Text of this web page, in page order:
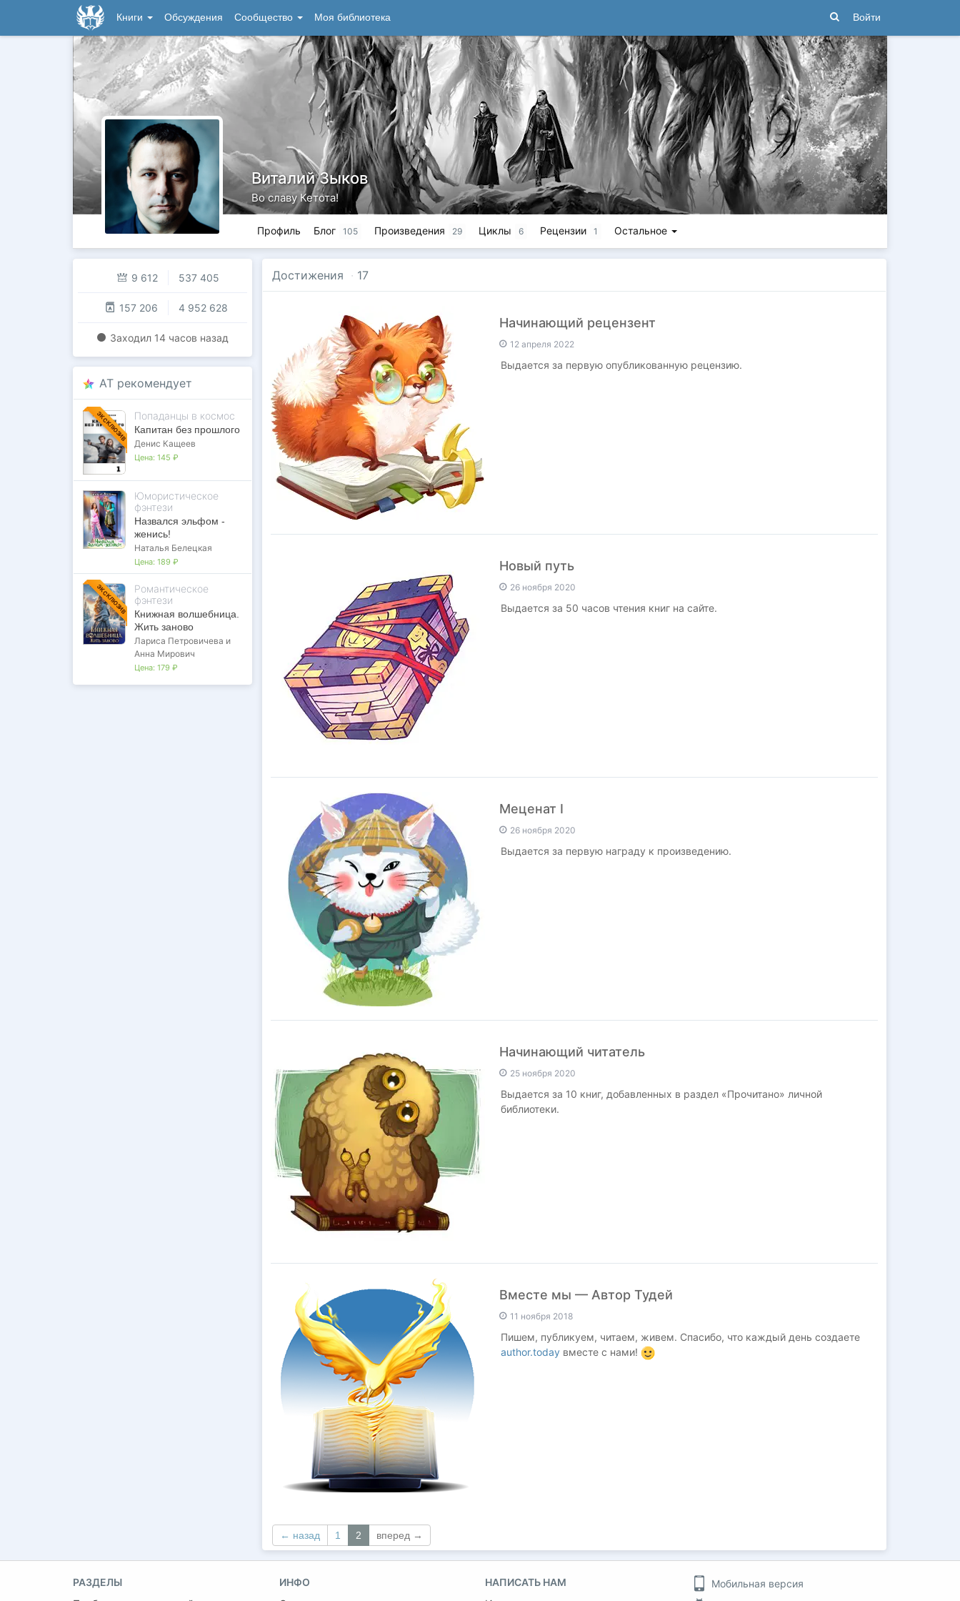
Книги Обсуждения Сообщество Моя библиотека Войти
Виталий Зыков
Во славу Кетота!
Профиль Блог 105 Произведения 29 Циклы 6 Рецензии 1 Остальное
9 612 537 405
157 206 4 952 628
Заходил 14 часов назад
AT рекомендует
ЭКСКЛЮЗИВ Попаданцы в космос
Капитан без прошлого
Денис Кащеев
Цена: 145 ₽
Юмористическое
фэнтези
Назвался эльфом -
женись!
Наталья Белецкая
Цена: 189 ₽
ЭКСКЛЮЗИВ
Романтическое
фэнтези
Книжная волшебница.
Жить заново
Лариса Петровичева и
Анна Мирович
Цена: 179 ₽
Достижения · 17
Начинающий рецензент
12 апреля 2022
Выдается за первую опубликованную рецензию.
Новый путь
26 ноября 2020
Выдается за 50 часов чтения книг на сайте.
Меценат I
26 ноября 2020
Выдается за первую награду к произведению.
Начинающий читатель
25 ноября 2020
Выдается за 10 книг, добавленных в раздел «Прочитано» личной
библиотеки.
Вместе мы — Автор Тудей
11 ноября 2018
Пишем, публикуем, читаем, живем. Спасибо, что каждый день создаете
author.today вместе с нами!
← назад 1 2 вперед →
РАЗДЕЛЫ
ИНФО
НАПИСАТЬ НАМ
Мобильная версия